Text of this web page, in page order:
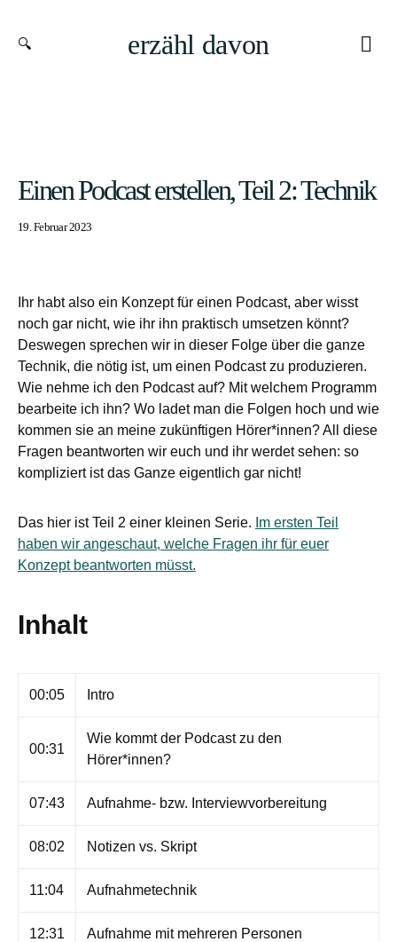
erzähl davon
Einen Podcast erstellen, Teil 2: Technik
19. Februar 2023
Ihr habt also ein Konzept für einen Podcast, aber wisst
noch gar nicht, wie ihr ihn praktisch umsetzen könnt?
Deswegen sprechen wir in dieser Folge über die ganze
Technik, die nötig ist, um einen Podcast zu produzieren.
Wie nehme ich den Podcast auf? Mit welchem Programm
bearbeite ich ihn? Wo ladet man die Folgen hoch und wie
kommen sie an meine zukünftigen Hörer*innen? All diese
Fragen beantworten wir euch und ihr werdet sehen: so
kompliziert ist das Ganze eigentlich gar nicht!
Das hier ist Teil 2 einer kleinen Serie. Im ersten Teil
haben wir angeschaut, welche Fragen ihr für euer
Konzept beantworten müsst.
Inhalt
00:05 Intro
00:31
Wie kommt der Podcast zu den
Hörer*innen?
07:43 Aufnahme- bzw. Interviewvorbereitung
08:02 Notizen vs. Skript
11:04 Aufnahmetechnik
12:31 Aufnahme mit mehreren Personen